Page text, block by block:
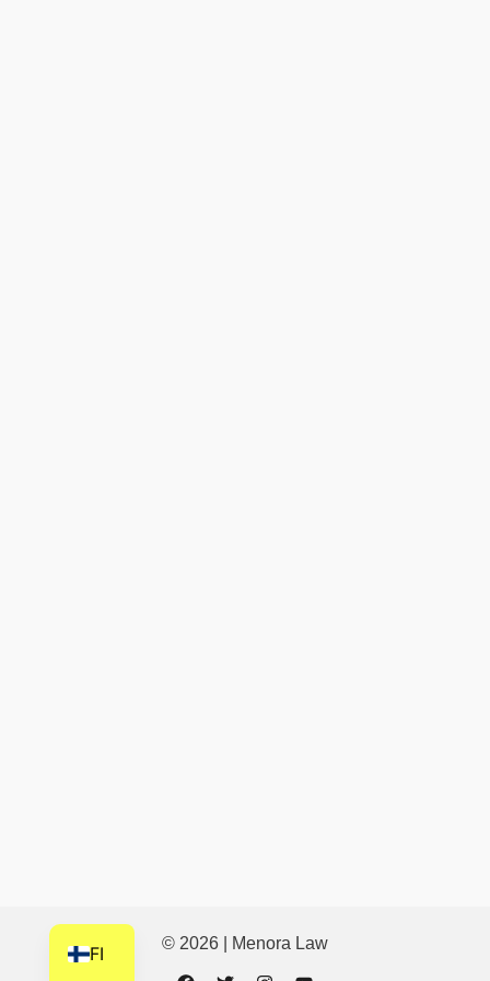
© 2026 | Menora Law
FI